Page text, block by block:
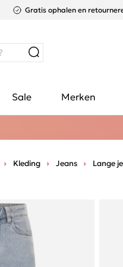
Gratis ophalen en
Sale Merken
Kleding Jeans Lange